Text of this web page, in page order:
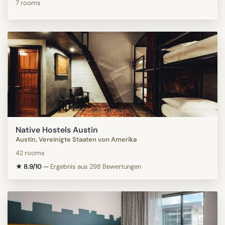
7 rooms
Native Hostels Austin
Austin, Vereinigte Staaten von Amerika
42 rooms
★ 8.9/10 — Ergebnis aus 298 Bewertungen